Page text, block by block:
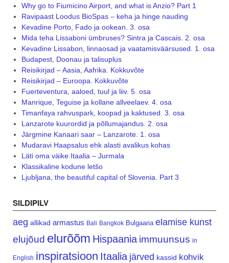
Why go to Fiumicino Airport, and what is Anzio? Part 1
Ravipaast Loodus BioSpas – keha ja hinge nauding
Kevadine Porto, Fado ja ookean. 3. osa
Mida teha Lissaboni ümbruses? Sintra ja Cascais. 2. osa
Kevadine Lissabon, linnaosad ja vaatamisväärsused. 1. osa
Budapest, Doonau ja talisuplus
Reisikirjad – Aasia, Aafrika. Kokkuvõte
Reisikirjad – Euroopa. Kokkuvõte
Fuerteventura, aaloed, tuul ja liiv. 5. osa
Manrique, Teguise ja kollane allveelaev. 4. osa
Timanfaya rahvuspark, koopad ja kaktused. 3. osa
Lanzarote kuurordid ja põllumajandus. 2. osa
Järgmine Kanaari saar – Lanzarote. 1. osa
Mudaravi Haapsalus ehk alasti avalikus kohas
Läti oma väike Itaalia – Jurmala
Klassikaline kodune letšo
Ljubljana, the beautiful capital of Slovenia. Part 3
SILDIPILV
aeg allikad armastus Bali Bangkok Bulgaaria elamise kunst
elujõud elurõõm Hispaania immuunsus in
English inspiratsioon Itaalia järved kassid kohvik